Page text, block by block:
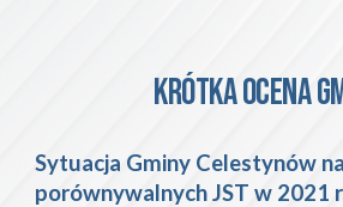
KRÓTKA OCENA
Sytuacja Gminy Celestynów
porównywalnych JST w 2021